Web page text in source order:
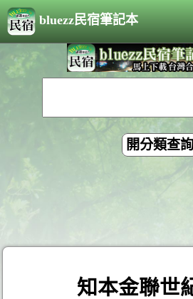
bluezz民宿筆記本
開分類查詢
知本金聯世